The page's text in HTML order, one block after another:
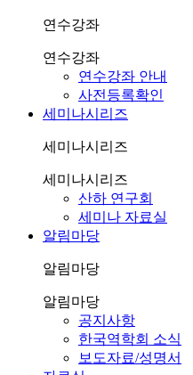
연수강좌
연수강좌
연수강좌 안내
사전등록확인
세미나시리즈
세미나시리즈
세미나시리즈
산하 연구회
세미나 자료실
알림마당
알림마당
알림마당
공지사항
한국역학회 소식
보도자료/성명서